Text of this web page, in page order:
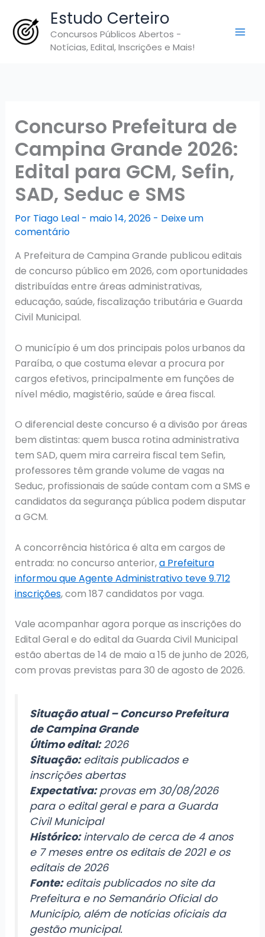
para
Estudo Certeiro
Concursos Públicos Abertos -
Notícias, Edital, Inscrições e Mais!
Concurso Prefeitura de
Campina Grande 2026:
Edital para GCM, Sefin,
SAD, Seduc e SMS
Por Tiago Leal - maio 14, 2026 - Deixe um
comentário
A Prefeitura de Campina Grande publicou editais
de concurso público em 2026, com oportunidades
distribuídas entre áreas administrativas,
educação, saúde, fiscalização tributária e Guarda
Civil Municipal.
O município é um dos principais polos urbanos da
Paraíba, o que costuma elevar a procura por
cargos efetivos, principalmente em funções de
nível médio, magistério, saúde e área fiscal.
O diferencial deste concurso é a divisão por áreas
bem distintas: quem busca rotina administrativa
tem SAD, quem mira carreira fiscal tem Sefin,
professores têm grande volume de vagas na
Seduc, profissionais de saúde contam com a SMS e
candidatos da segurança pública podem disputar
a GCM.
A concorrência histórica é alta em cargos de
entrada: no concurso anterior,a Prefeitura
informou que Agente Administrativo teve 9.712
inscrições, com 187 candidatos por vaga.
Vale acompanhar agora porque as inscrições do
Edital Geral e do edital da Guarda Civil Municipal
estão abertas de 14 de maio a 15 de junho de 2026,
com provas previstas para 30 de agosto de 2026.
Situação atual – Concurso Prefeitura
de Campina Grande
Último edital:2026
Situação:editais publicados e
inscrições abertas
Expectativa:provas em 30/08/2026
para o edital geral e para a Guarda
Civil Municipal
Histórico:intervalo de cerca de 4 anos
e 7 meses entre os editais de 2021 e os
editais de 2026
Fonte:editais publicados no site da
Prefeitura e no Semanário Oficial do
Município, além de notícias oficiais da
gestão municipal.